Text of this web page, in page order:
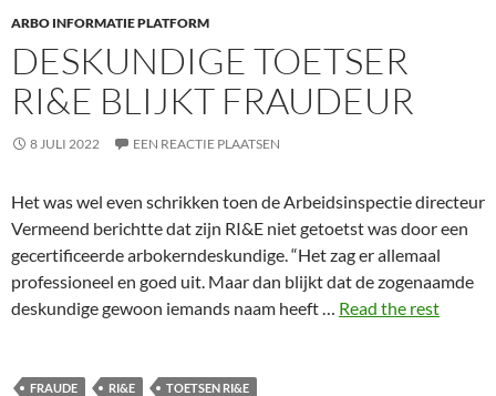
ARBO INFORMATIE PLATFORM
DESKUNDIGE TOETSER
RI&E BLIJKT FRAUDEUR
8 JULI 2022 EEN REACTIE PLAATSEN
Het was wel even schrikken toen de Arbeidsinspectie directeur
Vermeend berichtte dat zijn RI&E niet getoetst was door een
gecertificeerde arbokerndeskundige. “Het zag er allemaal
professioneel en goed uit. Maar dan blijkt dat de zogenaamde
deskundige gewoon iemands naam heeft … Read the rest
FRAUDE RI&E TOETSEN RI&E